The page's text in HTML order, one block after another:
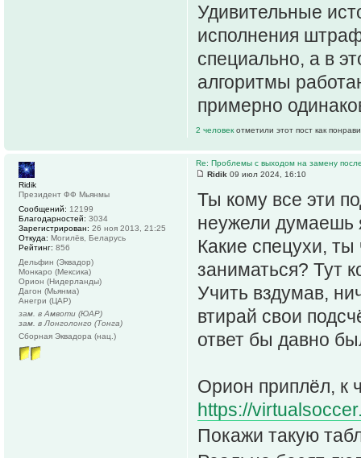
Удивительные
исполнения
специально, а в
алгоритмы
примерно
2 человек отметили этот пост как
Re: Проблемы с выходом на замену
Ridik 09 июл 2024, 16:10
Ты кому все эти
неужели думаешь
Какие спецухи,
заниматься? Тут
Учить вздумав,
втирай свои
ответ бы давно
Орион приплёл, к
https://
Покажи такую
Ridik
Президент ФФ Мьянмы
Сообщений: 12199
Благодарностей: 3034
Зарегистрирован: 26 ноя 2013, 21:25
Откуда: Могилёв, Беларусь
Рейтинг: 856
Дельфин (Эквадор)
Монкаро (Мексика)
Орион (Нидерланды)
Дагон (Мьянма)
Анегри (ЦАР)
зам. в Амвоти (ЮАР)
зам. в Лонголонго (Тонга)
Сборная Эквадора (нац.)